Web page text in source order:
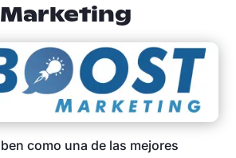
como una de las mejores